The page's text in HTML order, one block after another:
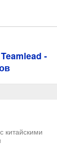
-
китайскими